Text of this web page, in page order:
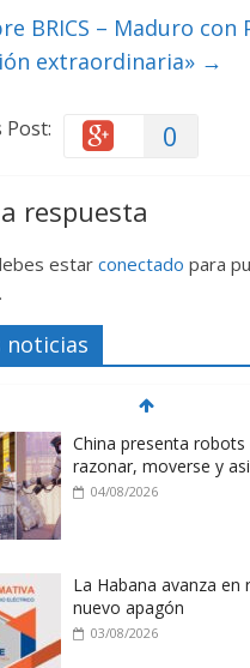
BRICS – Maduro con
extraordinaria» →
Post: 0
respuesta
estar conectado para
noticias
China presenta robots
razonar, moverse y
04/08/2026
La Habana avanza en
nuevo apagón
03/08/2026